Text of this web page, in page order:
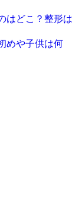
はどこ？整形は
めや子供は何